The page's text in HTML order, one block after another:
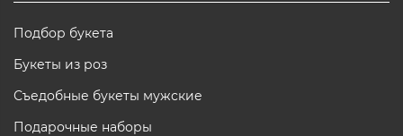
Подбор букета
Букеты из роз
Съедобные букеты мужские
Подарочные наборы